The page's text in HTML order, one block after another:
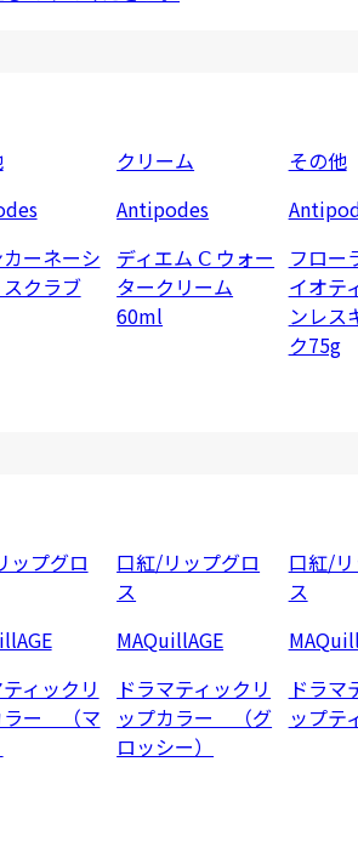
ーネーシ
クラブ
クリーム
Antipodes
ディエム Ⅽ ウォー
タークリーム
60ml
その他
フロー
イオテ
ンレス
ク75g
ップグロ
ィックリ
ラー （マ
口紅/リップグロ
ス
MAQuillAGE
ドラマティックリ
ップカラー （グ
ロッシー）
口紅/
ス
ドラマ
ップテ